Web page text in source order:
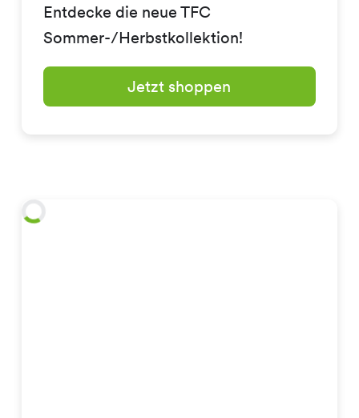
Entdecke die neue TFC
Sommer-/Herbstkollektion!
Jetzt shoppen